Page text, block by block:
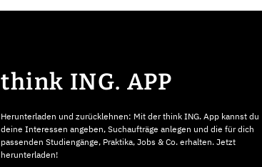
think ING. APP
Herunterladen und zurücklehnen: Mit der think ING. App kannst du
deine Interessen angeben, Suchaufträge anlegen und die für dich
passenden Studiengänge, Praktika, Jobs & Co. erhalten. Jetzt
herunterladen!